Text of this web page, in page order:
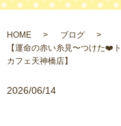
HOME
ブログ
【運命の赤い糸見〜つけた❤️
カフェ天神橋店】
2026/06/14